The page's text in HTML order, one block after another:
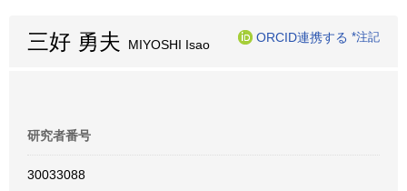
三好 勇夫 MIYOSHI Isao
ORCID連携する *注記
研究者番号
30033088